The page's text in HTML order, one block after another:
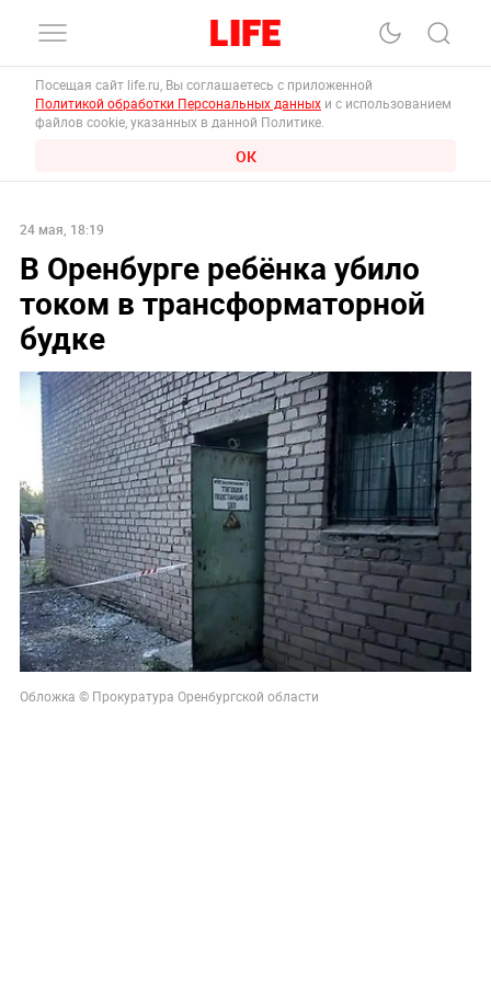
Посещая сайт life.ru, Вы соглашаетесь с приложенной
Политикой обработки Персональных данных и с использованием
файлов cookie, указанных в данной Политике.
ОК
24 мая, 18:19
В Оренбурге ребёнка убило
током в трансформаторной
будке
Обложка © Прокуратура Оренбургской области